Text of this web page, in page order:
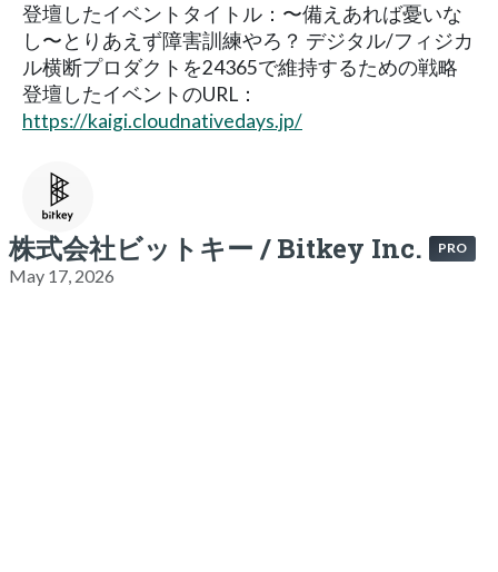
登壇したイベントタイトル：〜備えあれば憂いな
し〜とりあえず障害訓練やろ？ デジタル/フィジカ
ル横断プロダクトを24365で維持するための戦略
登壇したイベントのURL：
https://kaigi.cloudnativedays.jp/
株式会社ビットキー / Bitkey Inc. PRO
May 17, 2026